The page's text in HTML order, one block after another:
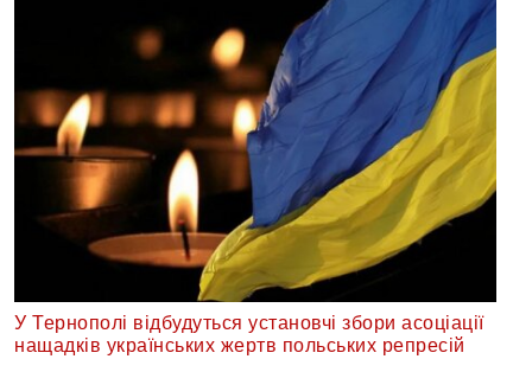
У Тернополі відбудуться установчі збори асоціації
нащадків українських жертв польських репресій